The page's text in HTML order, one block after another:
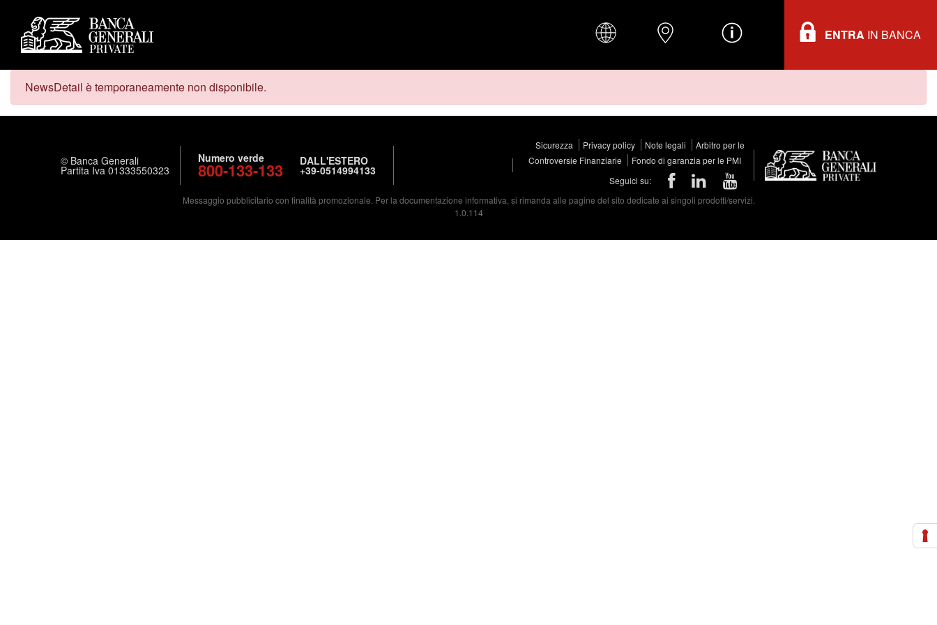
ENTRA IN BANCA
NewsDetail è temporaneamente non disponibile.
© Banca Generali
Partita Iva 01333550323
Numero verde
800-133-133 DALL'ESTERO
+39-0514994133
Sicurezza Privacy policy Note legali
Arbitro per le
Controversie Finanziarie
Fondo di garanzia per le PMI
Seguici su:
Messaggio pubblicitario con finalità promozionale. Per la documentazione informativa, si rimanda alle pagine del sito dedicate ai singoli prodotti/servizi.
1.0.114